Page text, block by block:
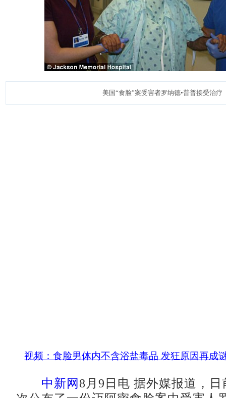
美国“食脸”案受害者罗纳德•普普接受治疗
视频：食脸男体内不含浴盐毒品 发狂原因再成
中新网 8月9日电 据外媒报道，